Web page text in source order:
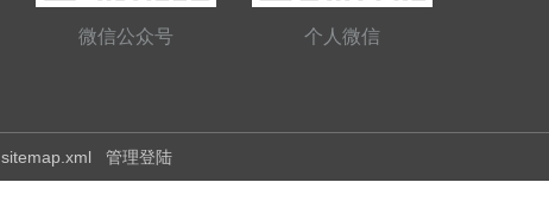
微信公众号 个人微信
sitemap.xml 管理登陆